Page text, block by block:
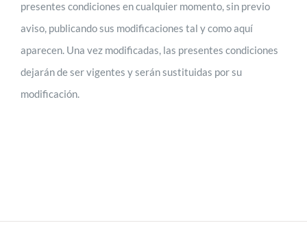
presentes condiciones en cualquier momento, sin previo
aviso, publicando sus modificaciones tal y como aquí
aparecen. Una vez modificadas, las presentes condiciones
dejarán de ser vigentes y serán sustituidas por su
modificación.